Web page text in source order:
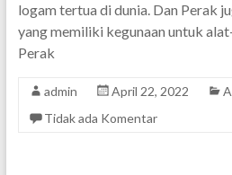
logam tertua di dunia. Dan Perak
yang memiliki kegunaan untuk
Perak
admin April 22, 2022
Tidak ada Komentar